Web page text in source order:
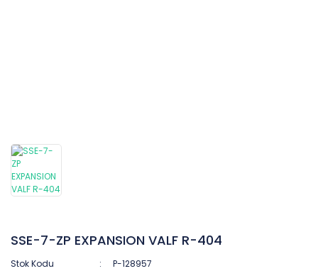
SSE-7-ZP EXPANSION VALF R-404
Stok Kodu P-128957